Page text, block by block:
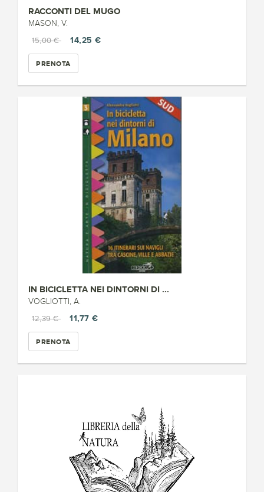
RACCONTI DEL MUGO
MASON, V.
15,00 €
14,25 €
PRENOTA
IN BICICLETTA NEI DINTORNI DI ...
VOGLIOTTI, A.
12,39 €
11,77 €
PRENOTA